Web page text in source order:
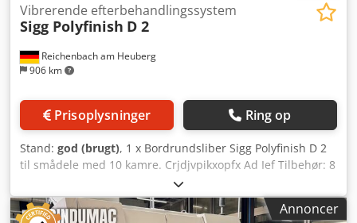
Reichenbach am Heuberg
906 km
Vibrerende efterbehandlingssystem
Sigg Polyfinish D 2
Prisoplysninger Ring op
Stand: god (brugt), 1 x Bordrundsliber Sigg Polyfinish D 2
til smådele med 10 kamre. Crjdjvpikxopfx Ad Ief Tilbehør: 8
x plastbeholdere, heraf 4 komplette med låg og holder.
Yderligere oplysninger følger. Maskinen kan demonstreres
under strøm.
Annoncer